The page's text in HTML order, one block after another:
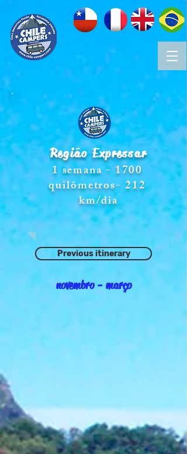
Região Expressar
1 semana - 1700
quilômetros- 212
km/dia
Previous itinerary
novembro - março